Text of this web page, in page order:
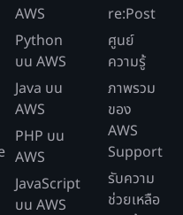
AWS
Python
บน AWS
Java บน
AWS
PHP บน
AWS
JavaScript
บน AWS
re:Post
ศูนย์
ความรู้
ภาพรวม
ของ
AWS
Support
รับความ
ช่วยเหลือ